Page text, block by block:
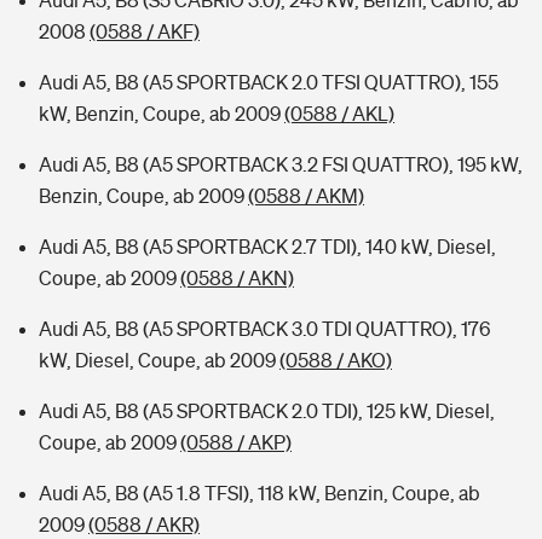
2008 (0588 / AKF)
Audi A5, B8 (A5 SPORTBACK 2.0 TFSI QUATTRO), 155
kW, Benzin, Coupe, ab 2009(0588 / AKL)
Audi A5, B8 (A5 SPORTBACK 3.2 FSI QUATTRO), 195 kW,
Benzin, Coupe, ab 2009(0588 / AKM)
Audi A5, B8 (A5 SPORTBACK 2.7 TDI), 140 kW, Diesel,
Coupe, ab 2009(0588 / AKN)
Audi A5, B8 (A5 SPORTBACK 3.0 TDI QUATTRO), 176
kW, Diesel, Coupe, ab 2009(0588 / AKO)
Audi A5, B8 (A5 SPORTBACK 2.0 TDI), 125 kW, Diesel,
Coupe, ab 2009(0588 / AKP)
Audi A5, B8 (A5 1.8 TFSI), 118 kW, Benzin, Coupe, ab
2009(0588 / AKR)